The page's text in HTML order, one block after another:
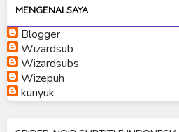
Ultraman Mebius
Ultraman Neos
Ultraman Orb
Ultraman Orb Origin Saga
MENGENAI SAYA
Blogger
Wizardsub
Wizardsubs
Wizepuh
kunyuk